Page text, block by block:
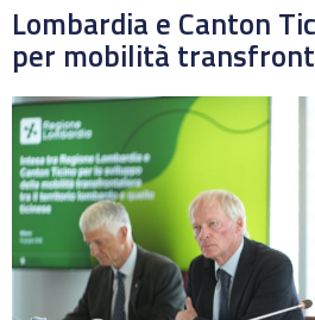
Lombardia e Canton
per mobilità